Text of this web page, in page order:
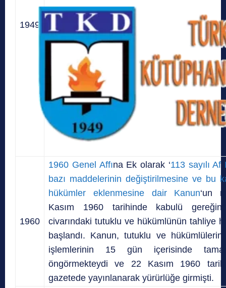
1949
1960
1960 Genel Affına Ek olarak ‘113 sayılı
bazı maddelerinin değiştirilmesine ve bu
hükümler eklenmesine dair Kanun‘un
Kasım 1960 tarihinde kabulü
civarındaki tutuklu ve hükümlünün tahliye
başlandı. Kanun, tutuklu ve hükümlülerin
işlemlerinin 15 gün içerisinde
öngörmekteydi ve 22 Kasım 1960
gazetede yayınlanarak yürürlüğe girmişti.